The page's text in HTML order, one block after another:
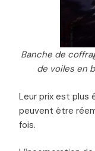
Banche de
de voiles en
Leur prix est plus
peuvent être
fois.